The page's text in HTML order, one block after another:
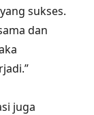
sukses.
dan
juga